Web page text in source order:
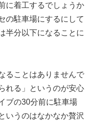
に着工するでしょうか
の駐車場にするにして
半分以下になることに
ることはありませんで
れる」というのが安心
ブの30分前に駐車場
いうのはなかなか贅沢